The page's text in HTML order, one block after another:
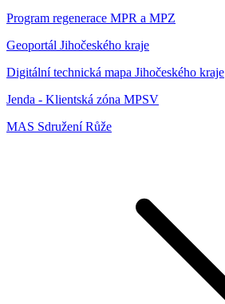
Program regenerace MPR a MPZ
Geoportál Jihočeského kraje
Digitální technická mapa Jihočeského kraje
Jenda - Klientská zóna MPSV
MAS Sdružení Růže